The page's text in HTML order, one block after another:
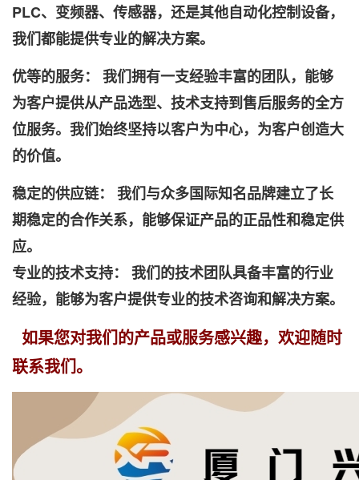
PLC、变频器、传感器，还是其他自动化控制设备，
我们都能提供专业的解决方案。
优等的服务： 我们拥有一支经验丰富的团队，能够
为客户提供从产品选型、技术支持到售后服务的全方
位服务。我们始终坚持以客户为中心，为客户创造大
的价值。
稳定的供应链： 我们与众多国际知名品牌建立了长
期稳定的合作关系，能够保证产品的正品性和稳定供
应。
专业的技术支持： 我们的技术团队具备丰富的行业
经验，能够为客户提供专业的技术咨询和解决方案。
如果您对我们的产品或服务感兴趣，欢迎随时
联系我们。